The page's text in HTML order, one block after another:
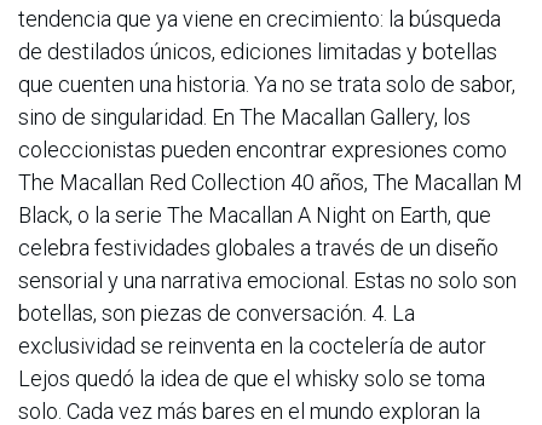
tendencia que ya viene en crecimiento: la búsqueda
de destilados únicos, ediciones limitadas y botellas
que cuenten una historia. Ya no se trata solo de sabor,
sino de singularidad. En The Macallan Gallery, los
coleccionistas pueden encontrar expresiones como
The Macallan Red Collection 40 años, The Macallan M
Black, o la serie The Macallan A Night on Earth, que
celebra festividades globales a través de un diseño
sensorial y una narrativa emocional. Estas no solo son
botellas, son piezas de conversación. 4. La
exclusividad se reinventa en la coctelería de autor
Lejos quedó la idea de que el whisky solo se toma
solo. Cada vez más bares en el mundo exploran la